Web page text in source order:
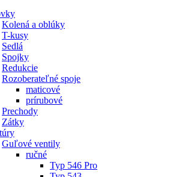
Kolená a oblúky
T-kusy
Sedlá
Spojky
Redukcie
Rozoberateľné spoje
maticové
prírubové
Prechody
Zátky
Guľové ventily
ručné
Typ 546 Pro